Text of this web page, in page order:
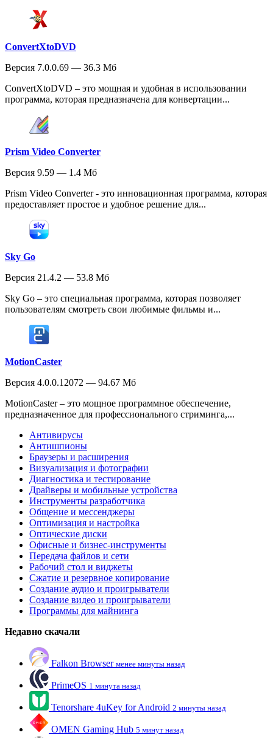
ConvertXtoDVD
Версия 7.0.0.69 — 36.3 Мб
ConvertXtoDVD – это мощная и удобная в использовании
программа, которая предназначена для конвертации...
Prism Video Converter
Версия 9.59 — 1.4 Мб
Prism Video Converter - это инновационная программа, которая
предоставляет простое и удобное решение для...
Sky Go
Версия 21.4.2 — 53.8 Мб
Sky Go – это специальная программа, которая позволяет
пользователям смотреть свои любимые фильмы и...
MotionCaster
Версия 4.0.0.12072 — 94.67 Мб
MotionCaster – это мощное программное обеспечение,
предназначенное для профессионального стриминга,...
Антивирусы
Антишпионы
Браузеры и расширения
Визуализация и фотографии
Диагностика и тестирование
Драйверы и мобильные устройства
Инструменты разработчика
Общение и мессенджеры
Оптимизация и настройка
Оптические диски
Офисные и бизнес-инструменты
Передача файлов и сети
Рабочий стол и виджеты
Сжатие и резервное копирование
Создание аудио и проигрыватели
Создание видео и проигрыватели
Программы для майнинга
Недавно скачали
Falkon Browser менее минуты назад
PrimeOS 1 минута назад
Tenorshare 4uKey for Android 2 минуты назад
OMEN Gaming Hub 5 минут назад